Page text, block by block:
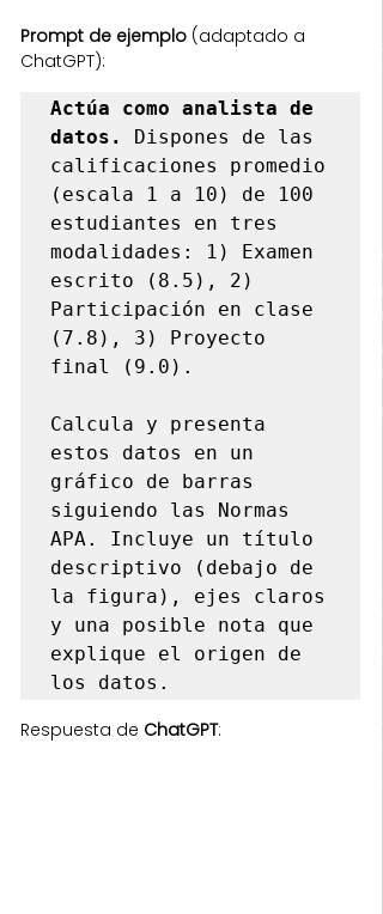
Prompt de ejemplo (adaptado a
ChatGPT):
Actúa como analista de
datos.
Dispones de las
calificaciones promedio
(escala 1 a 10) de 100
estudiantes en tres
modalidades: 1) Examen
escrito (8.5), 2)
Participación en clase
(7.8), 3) Proyecto
final (9.0).
Calcula y presenta
estos datos en un
gráfico de barras
siguiendo las Normas
APA. Incluye un título
descriptivo (debajo de
la figura), ejes claros
y una posible nota que
explique el origen de
los datos.
Respuesta de ChatGPT: